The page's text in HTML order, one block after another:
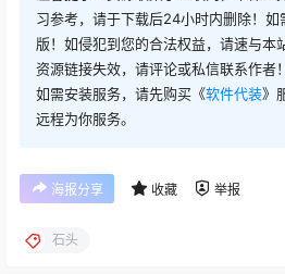
习参考，请于下载后24小时内删除！如
版！如侵犯到您的合法权益，请速与本
资源链接失效，请评论或私信联系作者！
如需安装服务，请先购买《软件代装》
远程为你服务。
海报分享 收藏 举报
石头